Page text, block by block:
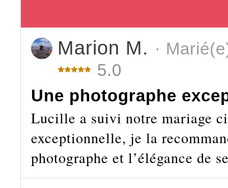
Marion M. ·
5.0
Une photographe
Lucille a suivi notre mariage
exceptionnelle, je la
photographe et l’élégance de